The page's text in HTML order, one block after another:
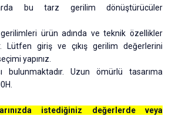
bu tarz gerilim dönüştürücüler
ürün adında ve teknik özellikler
Lütfen giriş ve çıkış gerilim değerlerini
yapınız.
bulunmaktadır. Uzun ömürlü tasarıma
istediğiniz değerlerde veya